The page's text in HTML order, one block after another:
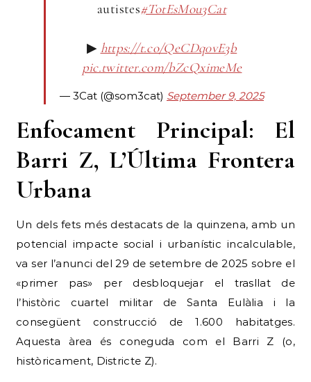
autistes#TotEsMou3Cat
▶ https://t.co/QeCDq0vE3b
pic.twitter.com/bZcQximeMe
— 3Cat (@som3cat) September 9, 2025
Enfocament Principal: El
Barri Z, L’Última Frontera
Urbana
Un dels fets més destacats de la quinzena, amb un
potencial impacte social i urbanístic incalculable,
va ser l’anunci del 29 de setembre de 2025 sobre el
«primer pas» per desbloquejar el trasllat de
l’històric cuartel militar de Santa Eulàlia i la
consegüent construcció de 1.600 habitatges.
Aquesta àrea és coneguda com el Barri Z (o,
històricament, Districte Z).